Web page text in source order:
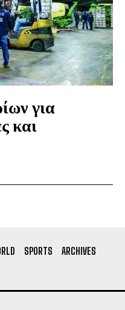
για
και
SPORTS
ARCHIVES